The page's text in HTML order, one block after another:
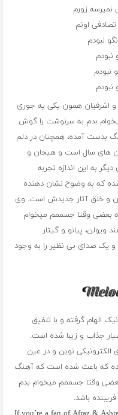
زورم
اونم
نبودم
نبودم
نبودم
نبودم
و اشرفیان همون یکی یه جوری
بدم به سرنوشت را گوش
بدست آمده، همچنان در دلم
های سال است و هیجان و
به این اندازه تجربه
شده که به وضوح نشان دهنده
و خلق آثار جدیدش است. وی
بعضی وقتا جسممم میخوام
ویولن، پیانو و گیتار
و یک صدای بی نظیر را به وجود
الهام گرفته و با تلفیق
جذاب و زیبا شده است.
الکترونیکی نوین و در عین
شده که باعث شده است که آهنگ
وقتا جسممم میخوام بدم
باشد.